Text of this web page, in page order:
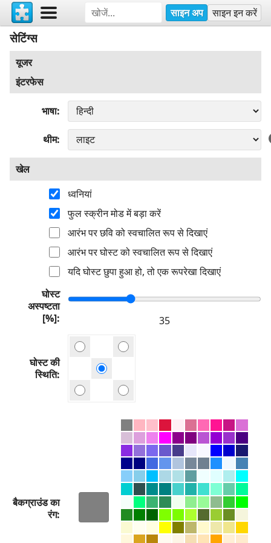
साइन अप साइन इन करें
सेटिंग्स
यूजर
इंटरफेस
भाषा
थीम
खेल
ध्वनियां
फुल स्क्रीन मोड में बड़ा करें
आरंभ पर छवि को स्वचालित रूप से दिखाएं
आरंभ पर घोस्ट को स्वचालित रूप से दिखाएं
यदि घोस्ट छुपा हुआ हो, तो एक रूपरेखा दिखाएं
घोस्ट
अस्पष्टता
[%]
घोस्ट की
स्थिति
बैकग्राउंड का
रंग